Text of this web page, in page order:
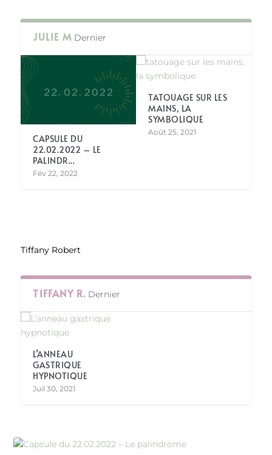
JULIE M Dernier
CAPSULE DU
22.02.2022 – LE
PALINDR...
Fév 22, 2022
TATOUAGE SUR LES
MAINS, LA
SYMBOLIQUE
Août 25, 2021
Tiffany Robert
TIFFANY R. Dernier
L’ANNEAU
GASTRIQUE
HYPNOTIQUE
Juil 30, 2021